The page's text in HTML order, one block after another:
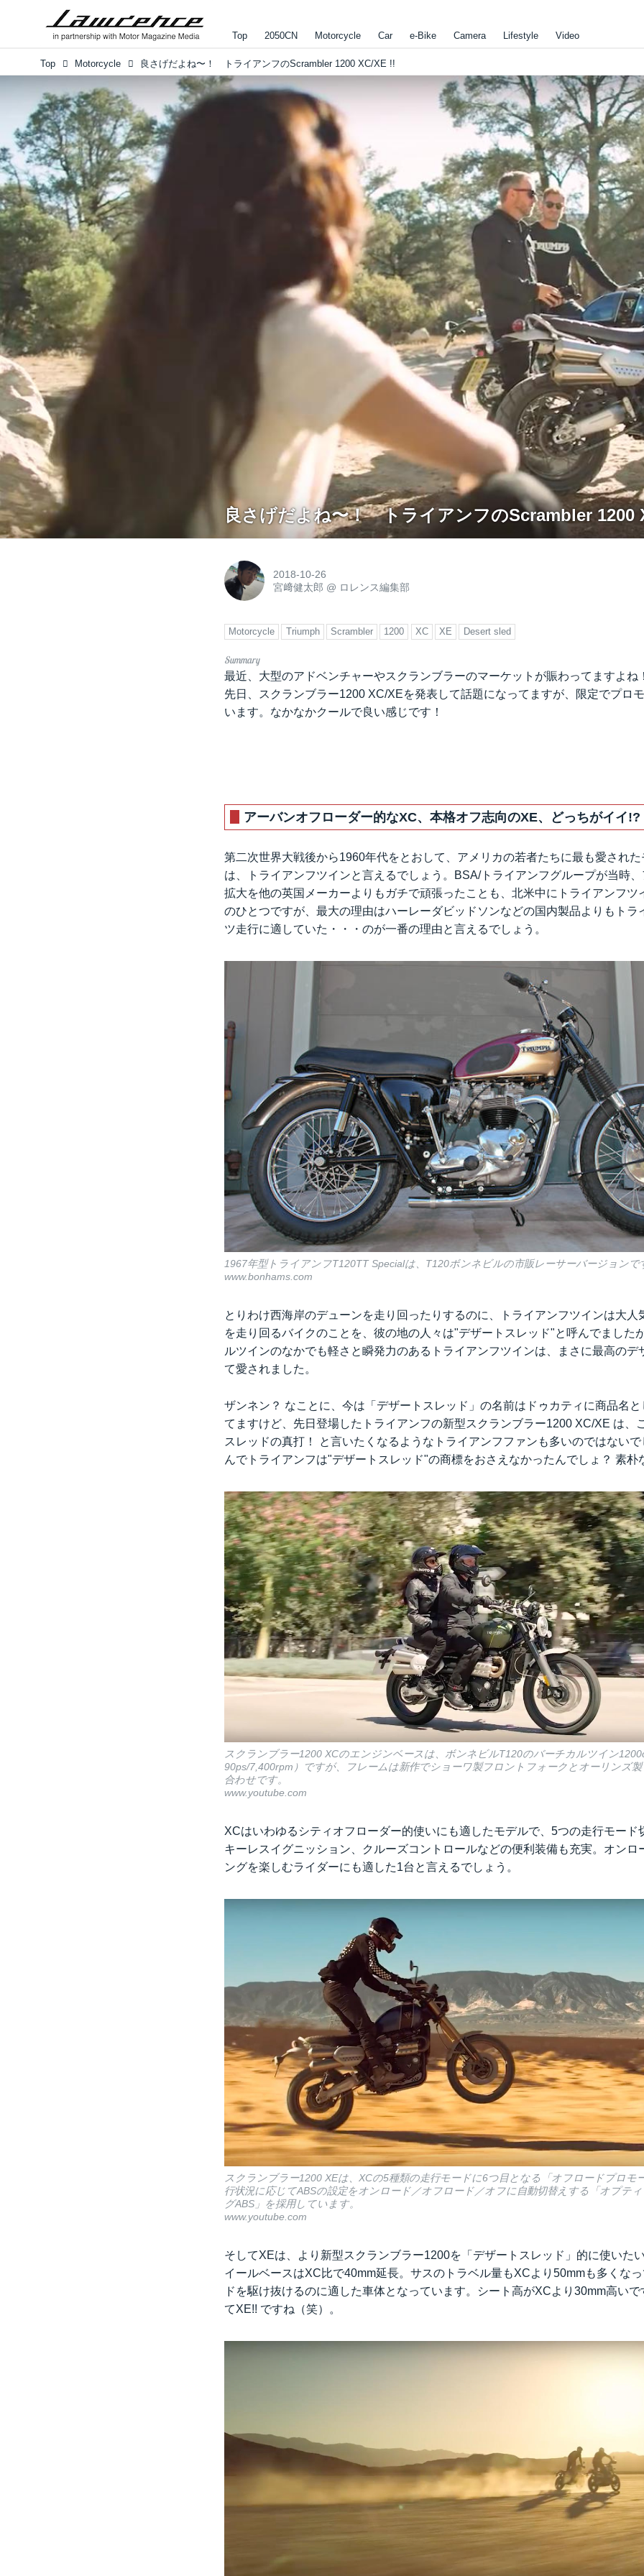
Top 2050CN Motorcycle Car e-Bike Camera Lifestyle Video
Top Motorcycle 良さげだよね〜！ トライアンフのScrambler 1200 XC/XE !!
良さげだよね〜！ トライアンフのScrambler 1200
2018-10-26
宮﨑健太郎 @ ロレンス編集部
Motorcycle Triumph Scrambler 1200 XC XE Desert sled
最近、大型のアドベンチャーやスクランブラーのマーケットが賑わってますよ
先日、スクランブラー1200 XC/XEを発表して話題になってますが、限定でプロ
います。なかなかクールで良い感じです！
アーバンオフローダー的なXC、本格オフ志向のXE、どっちがイイ!?
第二次世界大戦後から1960年代をとおして、アメリカの若者たちに最も愛され
は、トライアンフツインと言えるでしょう。BSA/トライアンフグループが当時
拡大を他の英国メーカーよりもガチで頑張ったことも、北米中にトライアンフツ
のひとつですが、最大の理由はハーレーダビッドソンなどの国内製品よりもトラ
ツ走行に適していた・・・のが一番の理由と言えるでしょう。
1967年型トライアンフT120TT Specialは、T120ボンネビルの市販レーサーバージョンで
www.bonhams.com
とりわけ西海岸のデューンを走り回ったりするのに、トライアンフツインは大人
を走り回るバイクのことを、彼の地の人々は"デザートスレッド"と呼んでました
ルツインのなかでも軽さと瞬発力のあるトライアンフツインは、まさに最高のデ
て愛されました。
ザンネン？ なことに、今は「デザートスレッド」の名前はドゥカティに商品名
てますけど、先日登場したトライアンフの新型スクランブラー1200 XC/XE は、
スレッドの真打！ と言いたくなるようなトライアンフファンも多いのではない
んでトライアンフは"デザートスレッド"の商標をおさえなかったんでしょ？ 素朴
スクランブラー1200 XCのエンジンベースは、ボンネビルT120のバーチカルツイン
90ps/7,400rpm）ですが、フレームは新作でショーワ製フロントフォークとオーリンズ
合わせです。
www.youtube.com
XCはいわゆるシティオフローダー的使いにも適したモデルで、5つの走行モード
キーレスイグニッション、クルーズコントロールなどの便利装備も充実。オンロ
ングを楽しむライダーにも適した1台と言えるでしょう。
スクランブラー1200 XEは、XCの5種類の走行モードに6つ目となる「オフロードプロモ
行状況に応じてABSの設定をオンロード／オフロード／オフに自動切替えする「オプテ
グABS」を採用しています。
www.youtube.com
そしてXEは、より新型スクランブラー1200を「デザートスレッド」的に使いた
イールベースはXC比で40mm延長。サスのトラベル量もXCより50mmも多くな
ドを駆け抜けるのに適した車体となっています。シート高がXCより30mm高い
てXE!! ですね（笑）。